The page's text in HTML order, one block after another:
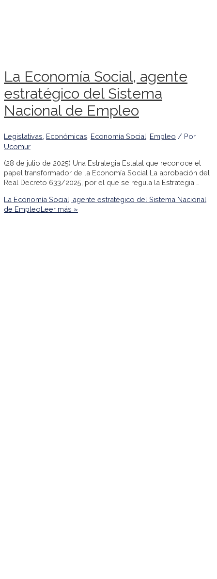
La Economía Social, agente
estratégico del Sistema
Nacional de Empleo
Legislativas Económicas Economía Social Empleo / Por
Ucomur
(28 de julio de 2025) Una Estrategia Estatal que reconoce el
papel transformador de la Economía Social La aprobación del
Real Decreto 633/2025, por el que se regula la Estrategia …
La Economía Social, agente estratégico del Sistema Nacional
de EmpleoLeer más »